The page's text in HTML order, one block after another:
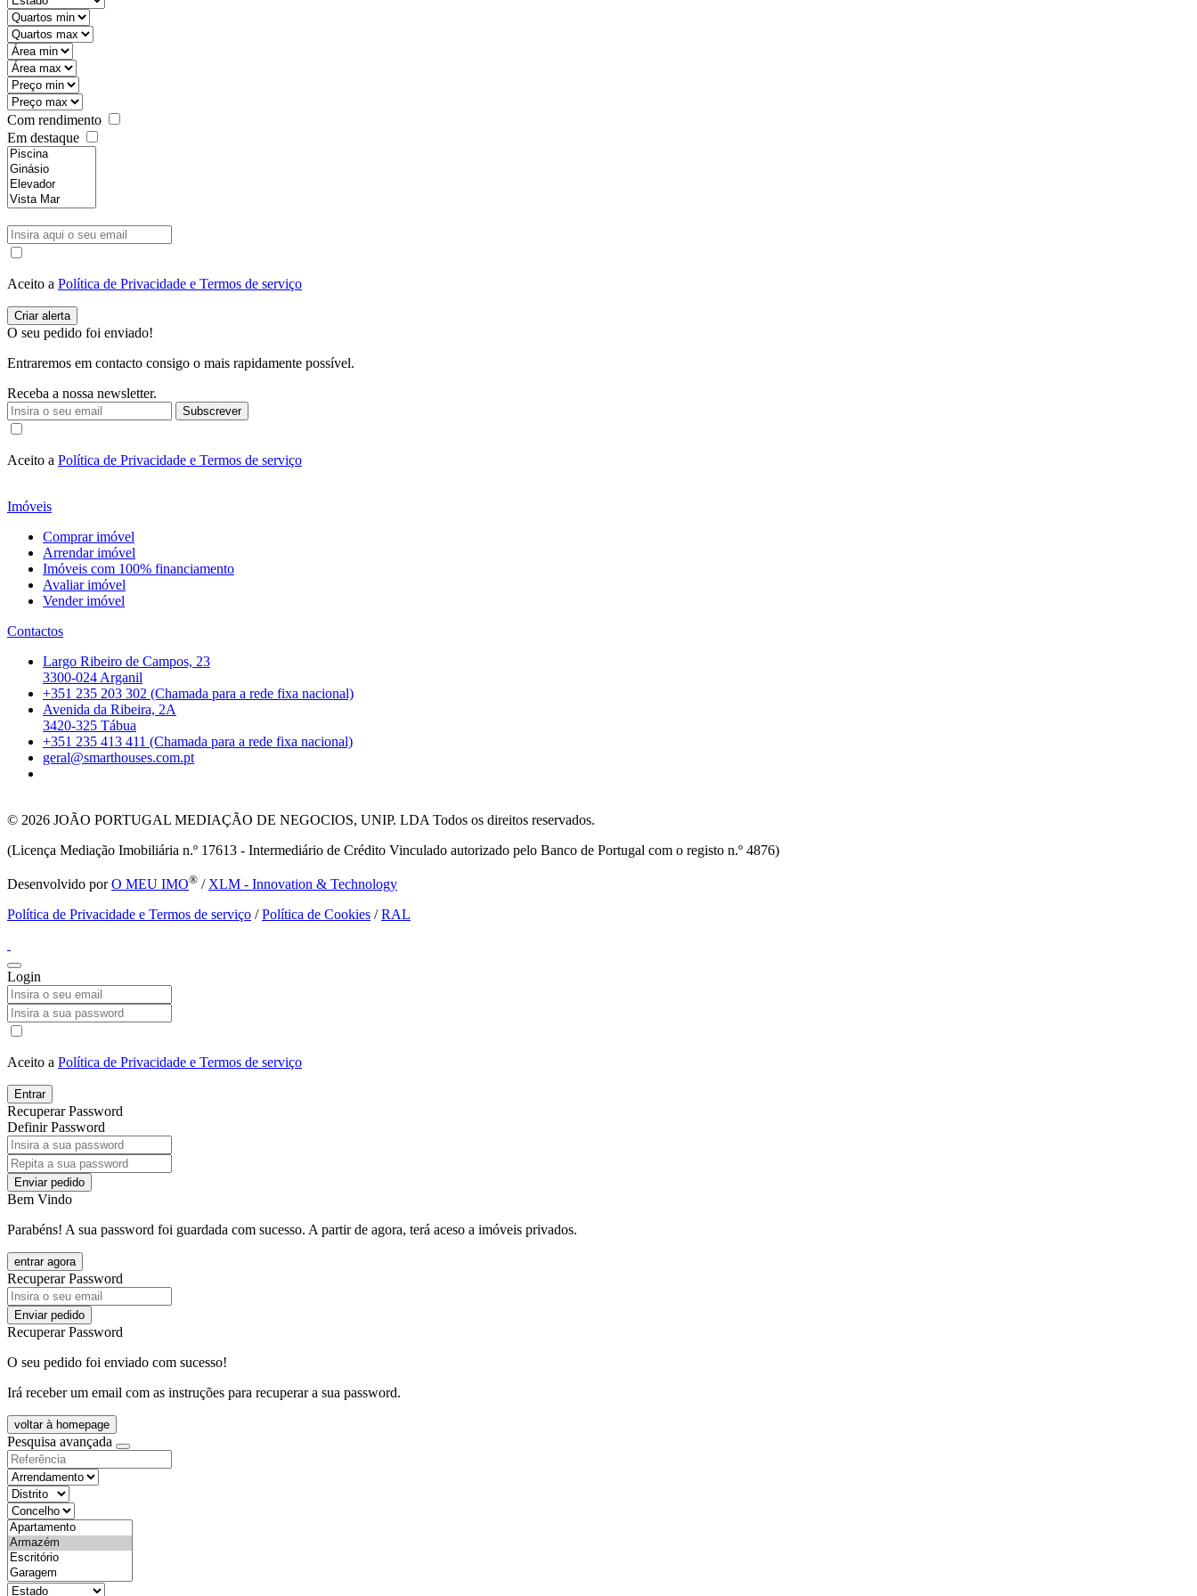
Com rendimento
Em destaque
Aceito a Política de Privacidade e Termos de serviço
O seu pedido foi enviado!
Entraremos em contacto consigo o mais rapidamente possível.
Receba a nossa newsletter.
Subscrever
Aceito a Política de Privacidade e Termos de serviço
Imóveis
Comprar imóvel
Arrendar imóvel
Imóveis com 100% financiamento
Avaliar imóvel
Vender imóvel
Contactos
Largo Ribeiro de Campos, 23
3300-024 Arganil
+351 235 203 302 (Chamada para a rede fixa nacional)
Avenida da Ribeira, 2A
3420-325 Tábua
+351 235 413 411 (Chamada para a rede fixa nacional)
geral@smarthouses.com.pt
© 2026 JOÃO PORTUGAL MEDIAÇÃO DE NEGOCIOS, UNIP. LDA Todos os direitos reservados.
(Licença Mediação Imobiliária n.º 17613 - Intermediário de Crédito Vinculado autorizado pelo Banco de Portugal com o registo n.º 4876)
Desenvolvido porO MEU IMO® / XLM - Innovation & Technology
Política de Privacidade e Termos de serviço /Política de Cookies /RAL
Login
Aceito a Política de Privacidade e Termos de serviço
Entrar
Recuperar Password
Definir Password
Enviar pedido
Bem Vindo
Parabéns! A sua password foi guardada com sucesso. A partir de agora, terá aceso a imóveis privados.
entrar agora
Recuperar Password
Enviar pedido
Recuperar Password
O seu pedido foi enviado com sucesso!
Irá receber um email com as instruções para recuperar a sua password.
voltar à homepage
Pesquisa avançada